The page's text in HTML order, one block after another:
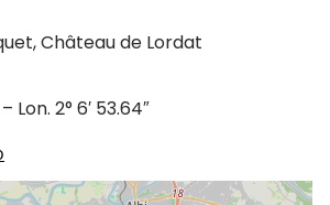
Château de Lordat
Lon. 2° 6′ 53.64″